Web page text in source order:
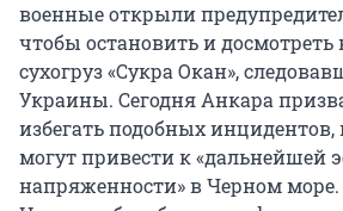
военные открыли
чтобы остановить и
сухогруз «Сукра Окан»,
Украины. Сегодня Анкара
избегать подобных инцидентов,
могут привести к «дальнейшей
напряженности» в Черном